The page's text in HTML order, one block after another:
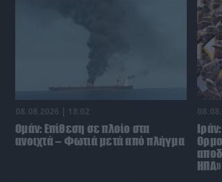
08.08.2026 | 18:02
Ομάν: Επίθεση σε πλοίο στα
ανοιχτά – Φωτιά μετά από πλήγμα
ΗΠΑ»